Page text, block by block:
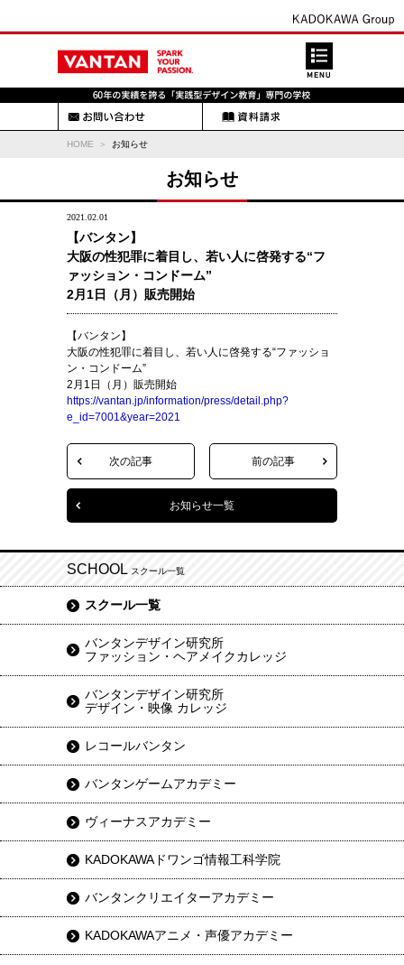
HOME お知らせ
お知らせ
2021.02.01
【バンタン】
大阪の性犯罪に着目し、若い人に啓発する“フ
ァッション・コンドーム”
2月1日（月）販売開始
【バンタン】
大阪の性犯罪に着目し、若い人に啓発する“ファッショ
ン・コンドーム”
2月1日（月）販売開始
https://vantan.jp/information/press/detail.php?
e_id=7001&year=2021
次の記事 前の記事
お知らせ一覧
SCHOOL スクール一覧
スクール一覧
バンタンデザイン研究所
ファッション・ヘアメイクカレッジ
バンタンデザイン研究所
デザイン・映像 カレッジ
レコールバンタン
バンタンゲームアカデミー
ヴィーナスアカデミー
KADOKAWAドワンゴ情報工科学院
バンタンクリエイターアカデミー
KADOKAWAアニメ・声優アカデミー